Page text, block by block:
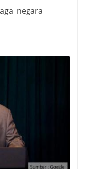
negara